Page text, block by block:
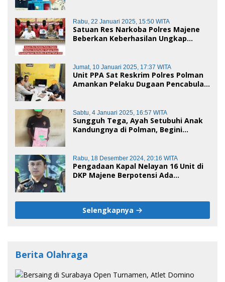
Rabu, 22 Januari 2025, 15:50 WITA
Satuan Res Narkoba Polres Majene
Beberkan Keberhasilan Ungkap
Jumat, 10 Januari 2025, 17:37 WITA
Unit PPA Sat Reskrim Polres Polman
Amankan Pelaku Dugaan Pencabulan
Sabtu, 4 Januari 2025, 16:57 WITA
Sungguh Tega, Ayah Setubuhi Anak
Kandungnya di Polman, Begini
Rabu, 18 Desember 2024, 20:16 WITA
Pengadaan Kapal Nelayan 16 Unit di
DKP Majene Berpotensi Ada
Selengkapnya
Berita Olahraga